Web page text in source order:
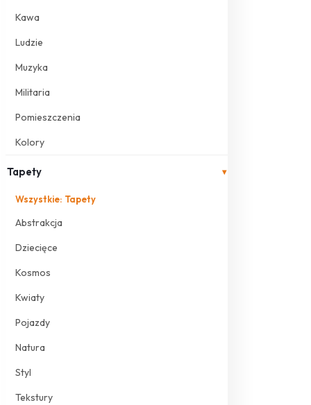
Kawa
Ludzie
Muzyka
Militaria
Pomieszczenia
Kolory
Tapety ▾
Wszystkie: Tapety
Abstrakcja
Dziecięce
Kosmos
Kwiaty
Pojazdy
Natura
Styl
Tekstury